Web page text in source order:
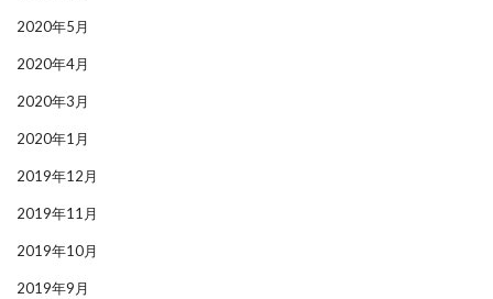
2020年5月
2020年4月
2020年3月
2020年1月
2019年12月
2019年11月
2019年10月
2019年9月